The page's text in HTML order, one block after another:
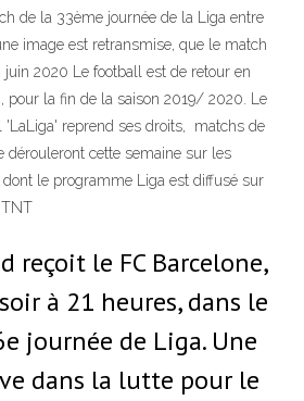
de la 33ème journée de la Liga entre
image est retransmise, que le match
2020 Le football est de retour en
pour la fin de la saison 2019/ 2020. Le
'LaLiga' reprend ses droits, matchs de
dérouleront cette semaine sur les
le programme Liga est diffusé sur
TNT
reçoit le FC Barcelone,
à 21 heures, dans le
journée de Liga. Une
dans la lutte pour le